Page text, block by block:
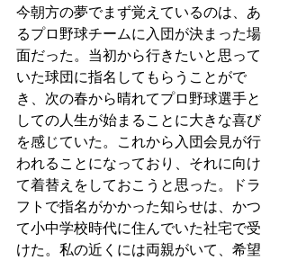
今朝方の夢でまず覚えているのは、あ
るプロ野球チームに入団が決まった場
面だった。当初から行きたいと思って
いた球団に指名してもらうことがで
き、次の春から晴れてプロ野球選手と
しての人生が始まることに大きな喜び
を感じていた。これから入団会見が行
われることになっており、それに向け
て着替えをしておこうと思った。ドラ
フトで指名がかかった知らせは、かつ
て小中学校時代に住んでいた社宅で受
けた。私の近くには両親がいて、希望